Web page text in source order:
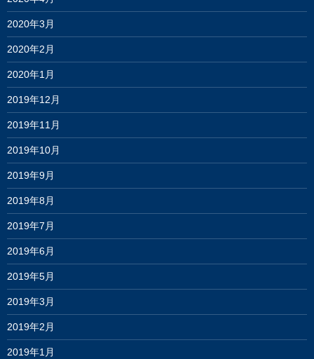
2020年3月
2020年2月
2020年1月
2019年12月
2019年11月
2019年10月
2019年9月
2019年8月
2019年7月
2019年6月
2019年5月
2019年3月
2019年2月
2019年1月